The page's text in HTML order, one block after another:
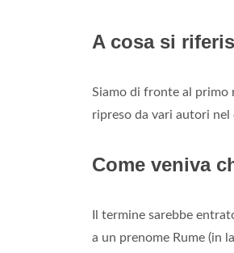
A cosa si
Siamo di fronte al primo
ripreso da vari autori nel
Come veniva
Il termine sarebbe
a un prenome Rume (in